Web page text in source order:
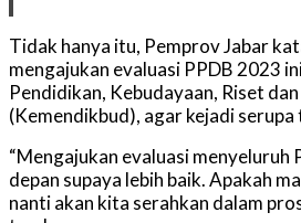
Tidak hanya itu, Pemprov Jabar
mengajukan evaluasi PPDB 2023
Pendidikan, Kebudayaan, Riset
(Kemendikbud), agar kejadi
“Mengajukan evaluasi menyeluruh
depan supaya lebih baik. Apakah
nanti akan kita serahkan dalam